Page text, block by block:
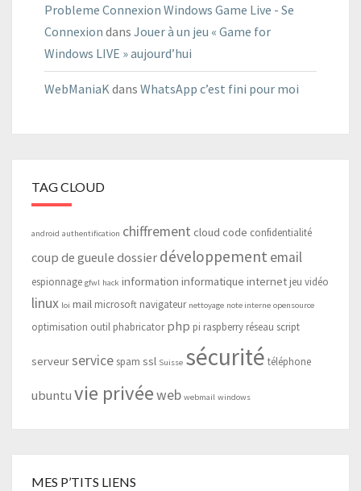
Probleme Connexion Windows Game Live - Se
Connexion dans Jouer à un jeu « Game for
Windows LIVE » aujourd’hui
WebManiaKdans WhatsApp c’est fini pour moi
TAG CLOUD
android authentification chiffrement cloud code confidentialité
coup de gueule dossier développement email
espionnage gfwl hack information informatique internet jeu vidéo
linux loi mail microsoft navigateur nettoyage note interne opensource
optimisation outil phabricator php pi raspberry réseau script
serveurservice spam ssl Suisse sécurité téléphone
ubuntu vie privéeweb webmail windows
MES P’TITS LIENS